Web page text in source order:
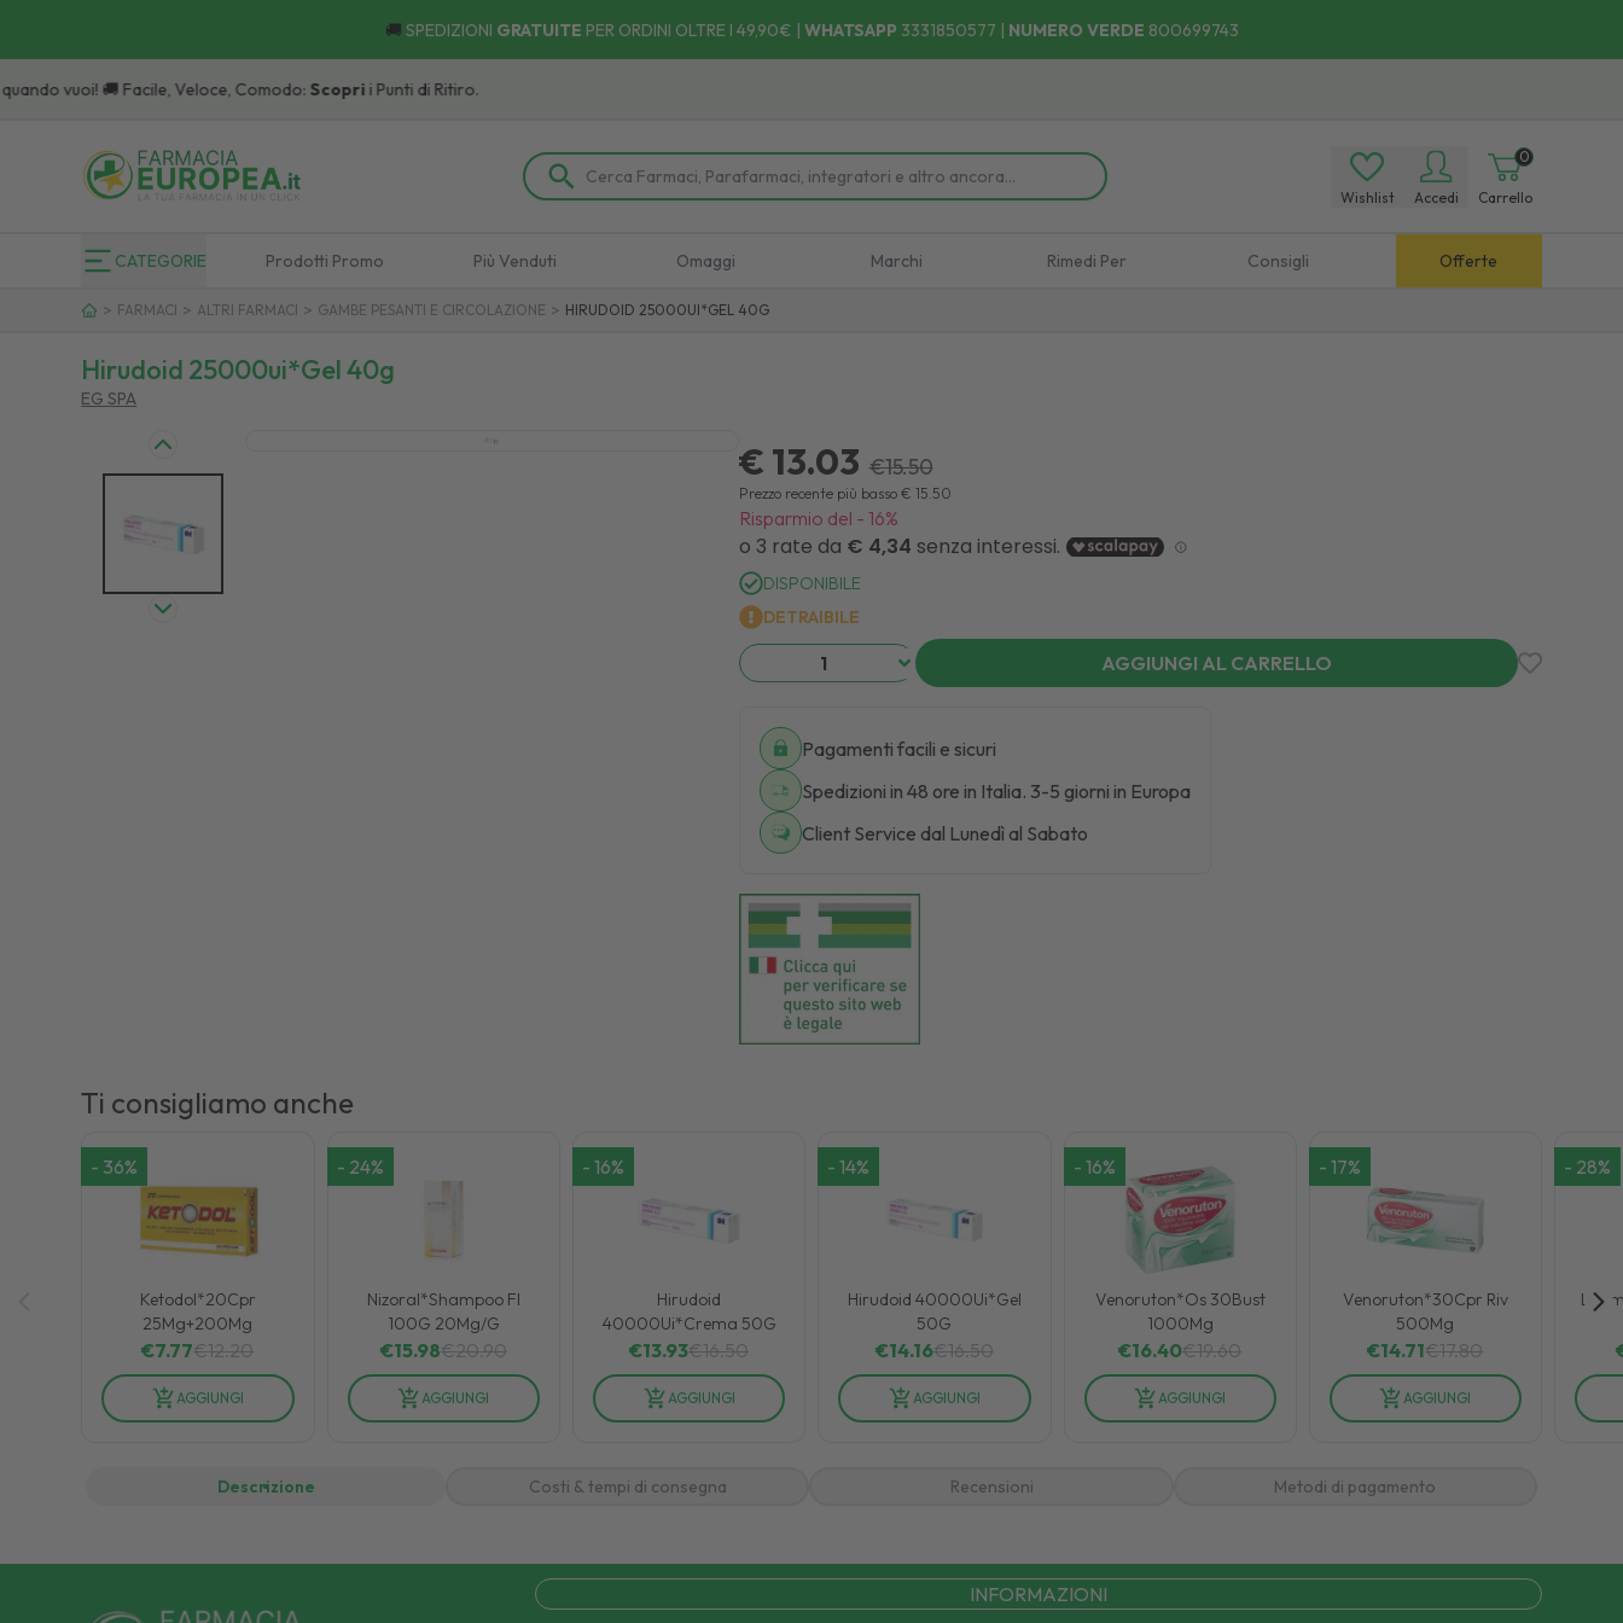
🚚 SPEDIZIONI GRATUITE PER ORDINI OLTRE I 49,90€ | WHATSAPP 3331850577 | NUMERO VERDE 800699743
Wishlist Accedi
0
Carrello
CATEGORIE Prodotti Promo Più Venduti Omaggi Marchi Rimedi Per Consigli Offerte
> FARMACI > ALTRI FARMACI > GAMBE PESANTI E CIRCOLAZIONE > HIRUDOID 25000UI*GEL 40G
Hirudoid 25000ui*gel 40g
EG SPA
€ 13.03 €15.50
Prezzo recente più basso€ 15.50
Risparmio del - 16%
DISPONIBILE
DETRAIBILE
AGGIUNGI AL CARRELLO
Pagamenti facili e sicuri
Spedizioni in 48 ore in Italia. 3-5 giorni in Europa
Client Service dal Lunedì al Sabato
Ti consigliamo anche
- 36%
Ketodol*20Cpr
25Mg+200Mg
€7.77€12.20
AGGIUNGI
- 24%
Nizoral*Shampoo Fl
100G 20Mg/G
€15.98€20.90
AGGIUNGI
- 16%
Hirudoid
40000Ui*Crema 50G
€13.93€16.50
AGGIUNGI
- 14%
Hirudoid 40000Ui*Gel
50G
€14.16€16.50
AGGIUNGI
- 16%
Venoruton*Os 30Bust
1000Mg
€16.40€19.60
AGGIUNGI
- 17%
Venoruton*30Cpr Riv
500Mg
€14.71€17.80
AGGIUNGI
- 28%
Descrizione Costi & tempi di consegna Recensioni Metodi di pagamento
INFORMAZIONI